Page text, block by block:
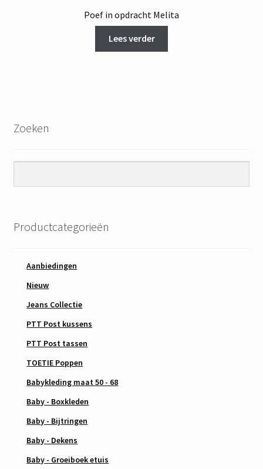
Poef in opdracht Melita
Lees verder
Zoeken
Productcategorieën
Aanbiedingen
Nieuw
Jeans Collectie
PTT Post kussens
PTT Post tassen
TOETIE Poppen
Babykleding maat 50 - 68
Baby - Boxkleden
Baby - Bijtringen
Baby - Dekens
Baby - Groeiboek etuis